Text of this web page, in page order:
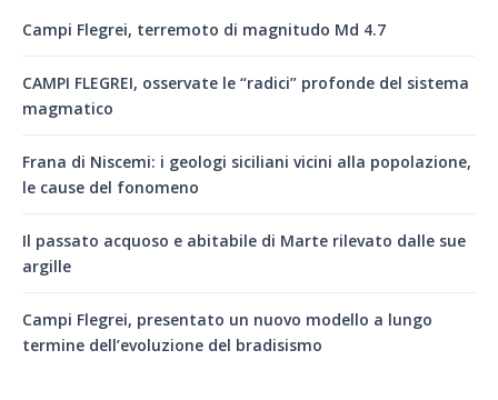
Campi Flegrei, terremoto di magnitudo Md 4.7
CAMPI FLEGREI, osservate le “radici” profonde del sistema
magmatico
Frana di Niscemi: i geologi siciliani vicini alla popolazione,
le cause del fonomeno
Il passato acquoso e abitabile di Marte rilevato dalle sue
argille
Campi Flegrei, presentato un nuovo modello a lungo
termine dell’evoluzione del bradisismo